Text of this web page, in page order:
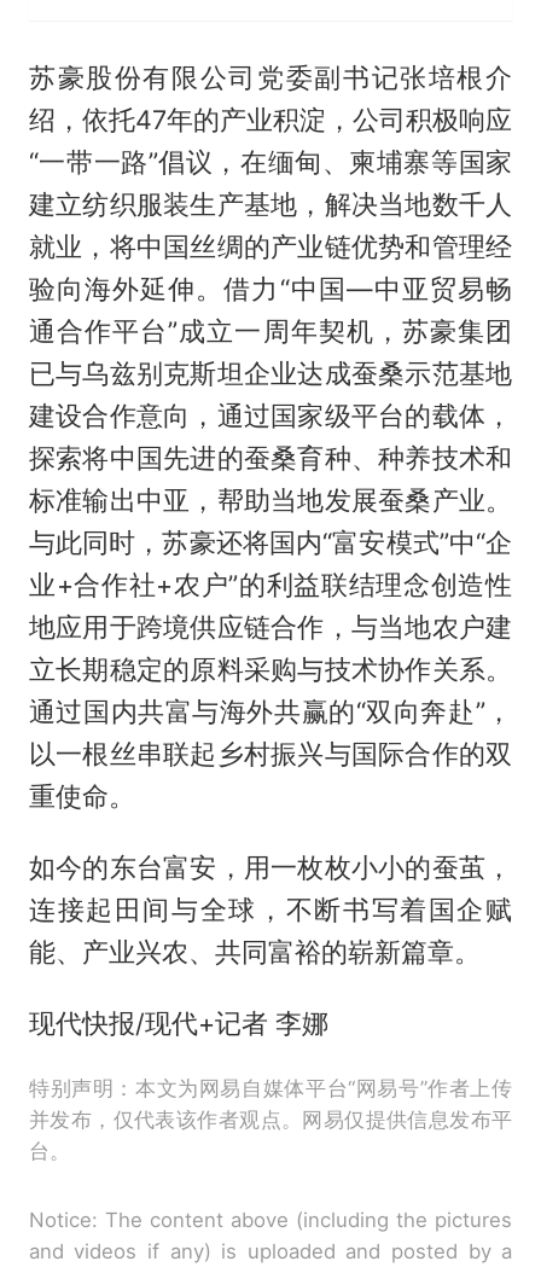
苏豪股份有限公司党委副书记张培根介
绍，依托47年的产业积淀，公司积极响应
“一带一路”倡议，在缅甸、柬埔寨等国家
建立纺织服装生产基地，解决当地数千人
就业，将中国丝绸的产业链优势和管理经
验向海外延伸。借力“中国—中亚贸易畅
通合作平台”成立一周年契机，苏豪集团
已与乌兹别克斯坦企业达成蚕桑示范基地
建设合作意向，通过国家级平台的载体，
探索将中国先进的蚕桑育种、种养技术和
标准输出中亚，帮助当地发展蚕桑产业。
与此同时，苏豪还将国内“富安模式”中“企
业+合作社+农户”的利益联结理念创造性
地应用于跨境供应链合作，与当地农户建
立长期稳定的原料采购与技术协作关系。
通过国内共富与海外共赢的“双向奔赴”，
以一根丝串联起乡村振兴与国际合作的双
重使命。
如今的东台富安，用一枚枚小小的蚕茧，
连接起田间与全球，不断书写着国企赋
能、产业兴农、共同富裕的崭新篇章。
现代快报/现代+记者 李娜
特别声明：本文为网易自媒体平台“网易号”作者上传
并发布，仅代表该作者观点。网易仅提供信息发布平
台。
Notice: The content above (including the pictures
and videos if any) is uploaded and posted by a